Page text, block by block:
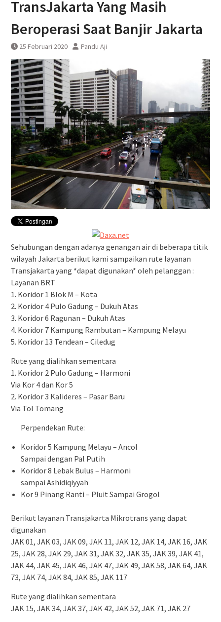
Anjlog
KA Bandara Yogyakarta Tambah
Jadwal Perjalanan
TransJakarta Yang Masih
Beroperasi Saat Banjir Jakarta
25 Februari 2020 Pandu Aji
Sehubungan dengan adanya genangan air di beberapa titik
wilayah Jakarta berikut kami sampaikan rute layanan
Transjakarta yang *dapat digunakan* oleh pelanggan :
Layanan BRT
1. Koridor 1 Blok M – Kota
2. Koridor 4 Pulo Gadung – Dukuh Atas
3. Koridor 6 Ragunan – Dukuh Atas
4. Koridor 7 Kampung Rambutan – Kampung Melayu
5. Koridor 13 Tendean – Ciledug
Rute yang dialihkan sementara
1. Koridor 2 Pulo Gadung – Harmoni
Via Kor 4 dan Kor 5
2. Koridor 3 Kalideres – Pasar Baru
Via Tol Tomang
Perpendekan Rute:
Koridor 5 Kampung Melayu – Ancol
Sampai dengan Pal Putih
Koridor 8 Lebak Bulus – Harmoni
sampai Ashidiqiyyah
Kor 9 Pinang Ranti – Pluit Sampai Grogol
Berikut layanan Transjakarta Mikrotrans yang dapat
digunakan
JAK 01, JAK 03, JAK 09, JAK 11, JAK 12, JAK 14, JAK 16, JAK
25, JAK 28, JAK 29, JAK 31, JAK 32, JAK 35, JAK 39, JAK 41,
JAK 44, JAK 45, JAK 46, JAK 47, JAK 49, JAK 58, JAK 64, JAK
73, JAK 74, JAK 84, JAK 85, JAK 117
Rute yang dialihkan sementara
JAK 15, JAK 34, JAK 37, JAK 42, JAK 52, JAK 71, JAK 27